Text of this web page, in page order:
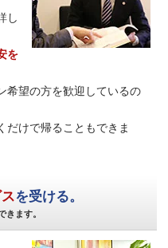
し
を
希望の方を歓迎しているの
だけで帰ることもできま
を受ける。
きます。